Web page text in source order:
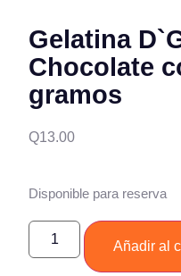
Gelatina
Chocolate
gramos
Q13.00
Disponible para reserva
Añadir al